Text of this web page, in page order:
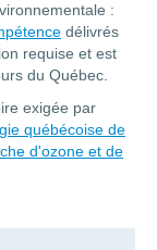
:
délivrés
requise et est
du Québec.
exigée par
québécoise de
d'ozone et de